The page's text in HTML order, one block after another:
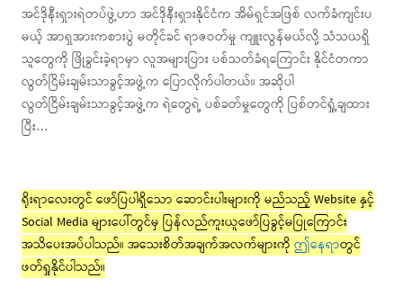
အင်ဒိုနီးရှားရဲတပ်ဖွဲ့ဟာ အင်ဒိုနီးရှားနိုင်ငံက အိမ်ရှင်အဖြစ် လက်ခံကျင်းပ
မယ့် အာရှအားကစားပွဲ မတိုင်ခင် ရာဇဝတ်မှု ကျူးလွန်မယ်လို့ သံသယရှိ
သူတွေကို ဖြိုခွင်းခဲ့ရာမှာ လူအများပြား ပစ်သတ်ခံရကြောင်း နိုင်ငံတကာ
လွတ်ငြိမ်းချမ်းသာခွင့်အဖွဲ့က ပြောလိုက်ပါတယ်။ အဆိုပါ
လွတ်ငြိမ်းချမ်းသာခွင့်အဖွဲ့က ရဲတွေရဲ့ ပစ်ခတ်မှုတွေကို ပြစ်တင်ရှုံ့ချထား
ပြီး…
ရိုးရာလေးတွင် ဖော်ပြပါရှိသော ဆောင်းပါးများကို မည်သည့် Website နှင့်
Social Media များပေါ်တွင်မှ ပြန်လည်ကူးယူဖော်ပြခွင့်မပြုကြောင်း
အသိပေးအပ်ပါသည်။ အသေးစိတ်အချက်အလက်များကို ဤနေရာတွင်
ဖတ်ရှုနိုင်ပါသည်။